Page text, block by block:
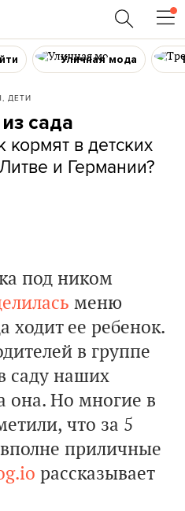
Уличная мода
ДЕТИ
сада
кормят в детских
и Германии?
под ником
меню
ходит ее ребенок.
в группе
саду наших
она. Но многие в
что за 5
приличные
рассказывает